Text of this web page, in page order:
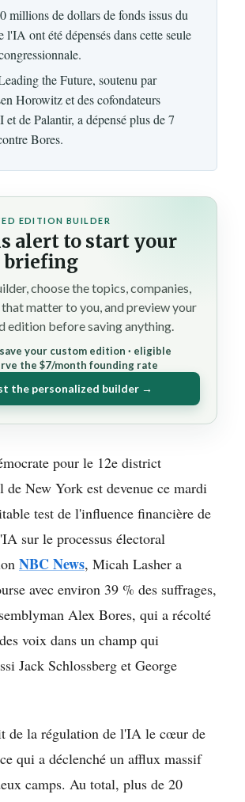
millions de dollars de fonds issus du
l'IA ont été dépensés dans cette seule
the Future, soutenu par
Horowitz et des cofondateurs
de Palantir, a dépensé plus de 7
Bores.
EDITION BUILDER
alert to start your
briefing
choose the topics, companies,
matter to you, and preview your
edition before saving anything.
your custom edition · eligible
the $7/month founding rate
the personalized builder →
pour le 12e district
de New York est devenue ce mardi
test de l'influence financière de
sur le processus électoral
NBC News, Micah Lasher a
avec environ 39 % des suffrages,
Alex Bores, qui a récolté
voix dans un champ qui
Jack Schlossberg et George
de la régulation de l'IA le cœur de
qui a déclenché un afflux massif
camps. Au total, plus de 20